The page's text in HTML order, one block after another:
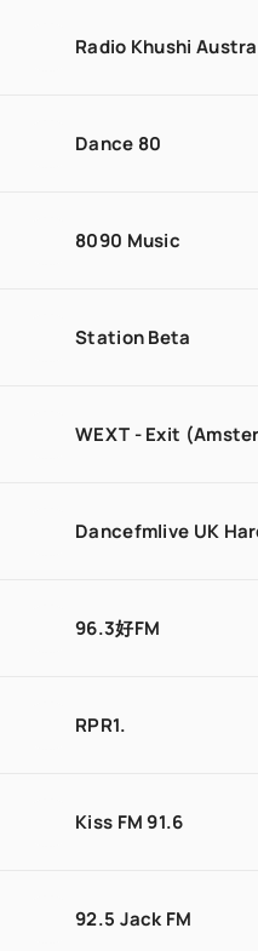
Radio Khushi
Dance 80
8090 Music
Station Beta
WEXT - Exit
Dancefmlive UK
96.3好FM
RPR1.
Kiss FM 91.6
92.5 Jack FM